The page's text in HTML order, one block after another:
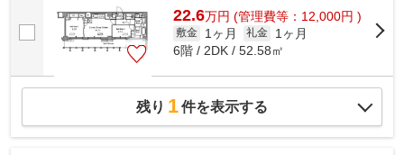
22.6万円 (管理費等：12,000円 )
敷金 1ヶ月 礼金
1ヶ月
6階 / 2DK / 52.58㎡
残り 1件を表示する